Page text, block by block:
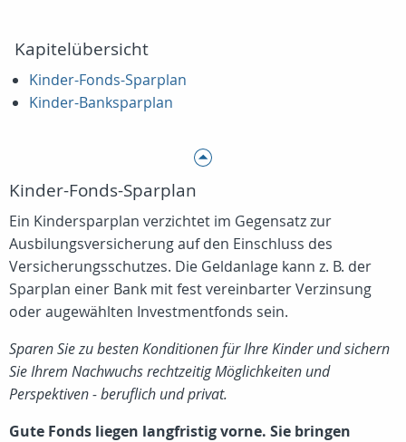
Kapitelübersicht
Kinder-Fonds-Sparplan
Kinder-Banksparplan
Kinder-Fonds-Sparplan
Ein Kindersparplan verzichtet im Gegensatz zur
Ausbilungsversicherung auf den Einschluss des
Versicherungsschutzes. Die Geldanlage kann z. B. der
Sparplan einer Bank mit fest vereinbarter Verzinsung
oder augewählten Investmentfonds sein.
Sparen Sie zu besten Konditionen für Ihre Kinder und sichern
Sie Ihrem Nachwuchs rechtzeitig Möglichkeiten und
Perspektiven - beruflich und privat.
Gute Fonds liegen langfristig vorne. Sie bringen